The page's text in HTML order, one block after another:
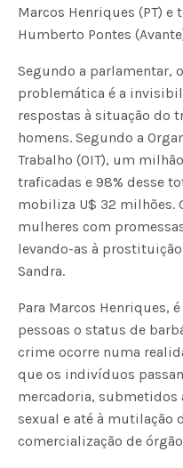
Marcos Henriques (PT) e
Humberto Pontes
Segundo a parlamentar,
problemática é a
respostas à situação do
homens. Segundo a
Trabalho (OIT), um
traficadas e 98% desse
mobiliza U$ 32 milhões.
mulheres com
levando-as à prostituição
Sandra.
Para Marcos Henriques,
pessoas o status de
crime ocorre numa
que os indivíduos
mercadoria, submetidos
sexual e até à mutilação
comercialização de